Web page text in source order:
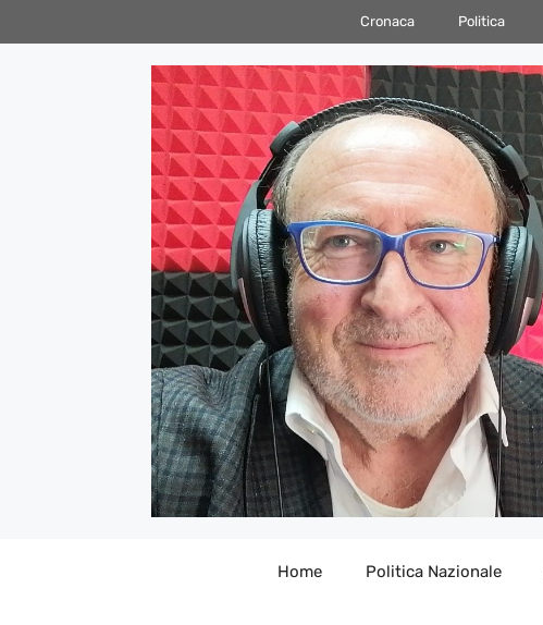
al
Cronaca Politica
Home Politica Nazionale